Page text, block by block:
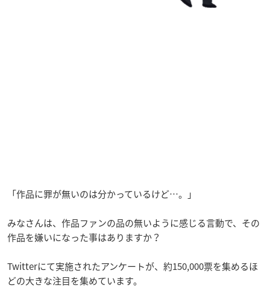
「作品に罪が無いのは分かっているけど…。」
みなさんは、作品ファンの品の無いように感じる言動で、その
作品を嫌いになった事はありますか？
Twitterにて実施されたアンケートが、約150,000票を集めるほ
どの大きな注目を集めています。